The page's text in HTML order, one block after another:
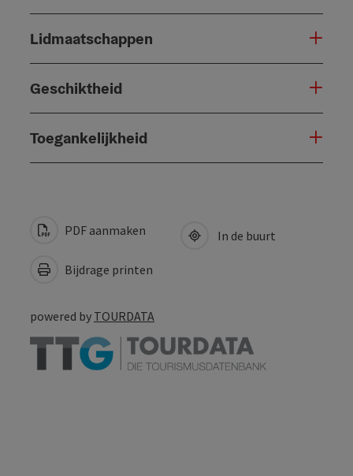
Lidmaatschappen
Geschiktheid
Toegankelijkheid
PDF aanmaken
Bijdrage printen
In de buurt
powered by TOURDATA